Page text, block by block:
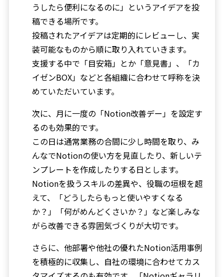
うしたら便利になるのに」というアイデアを投
稿できる場所です。
投稿されたアイデアは定期的にレビューし、実
装可能なものから順に取り入れていきます。
支援する中で「目安箱」とか「意見書」、「カ
イゼンBOX」などと各組織に合わせて呼称を決
めていただいています。
次に、月に一度の「Notion改善デー」を設定す
るのも効果的です。
この日は通常業務の合間に少し時間を取り、み
んなでNotionの使い方を見直したり、新しいテ
ンプレートを作成したりする日とします。
Notionを扱うスキルの差異や、役職の垣根を超
えて、「どうしたらもっと使いやすくなる
か？」「何がめんどくさいか？」など楽しみな
がら改善できる雰囲気づくりが大切です。
さらに、他部署や他社の優れたNotion活用事例
を積極的に収集し、自社の環境に合わせてカス